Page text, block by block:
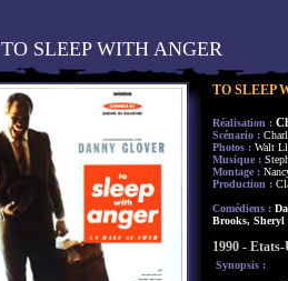
TO SLEEP WITH ANGER
TO SLEEP
Réalisation :
Scénario :
Photos : Walt
Musique :
Montage :
Production :
Comédiens :
Brooks, Sheryl
1990 -
Synopsis :